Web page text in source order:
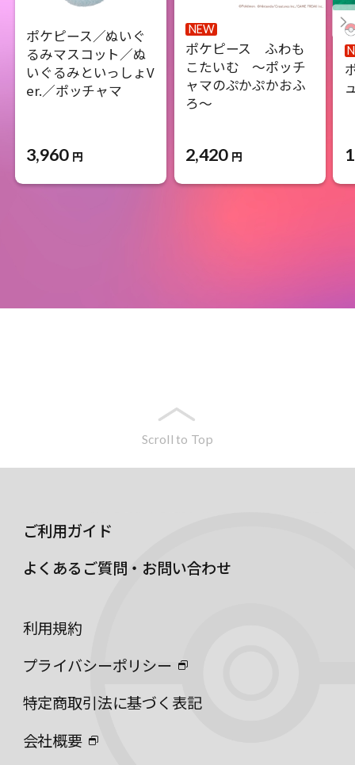
ポケピース／ぬいぐ
るみマスコット／ぬ
いぐるみといっしょV
er.／ポッチャマ
3,960 円
NEW
ポケピース ふわも
こたいむ ～ポッチ
ャマのぷかぷかおふ
ろ～
2,420 円
Scroll to Top
ご利用ガイド
よくあるご質問・お問い合わせ
利用規約
プライバシーポリシー
特定商取引法に基づく表記
会社概要